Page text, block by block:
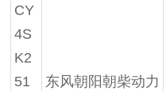
CY
4S
K2
51
东风朝阳朝柴动力